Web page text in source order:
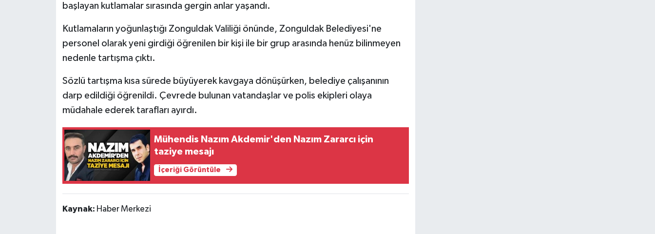
başlayan kutlamalar sırasında gergin anlar yaşandı.
Kutlamaların yoğunlaştığı Zonguldak Valiliği önünde, Zonguldak Belediyesi'ne
personel olarak yeni girdiği öğrenilen bir kişi ile bir grup arasında henüz bilinmeyen
nedenle tartışma çıktı.
Sözlü tartışma kısa sürede büyüyerek kavgaya dönüşürken, belediye çalışanının
darp edildiği öğrenildi. Çevrede bulunan vatandaşlar ve polis ekipleri olaya
müdahale ederek tarafları ayırdı.
Mühendis Nazım Akdemir'den Nazım Zararcı için
taziye mesajı
İçeriği Görüntüle
Kaynak: Haber Merkezi
MAGAZİN